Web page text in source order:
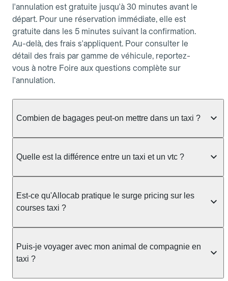
l'annulation est gratuite jusqu'à 30 minutes avant le
départ. Pour une réservation immédiate, elle est
gratuite dans les 5 minutes suivant la confirmation.
Au-delà, des frais s'appliquent. Pour consulter le
détail des frais par gamme de véhicule, reportez-
vous à notre Foire aux questions complète sur
l'annulation.
Combien de bagages peut-on mettre dans un taxi ?
taxi berline accueille en général jusqu'à 3 bagages
ou nombreux, précisez-le dans le champ "Message
au chauffeur" lors de la réservation. Le prix n'est
pas impacté par le nombre de bagages.
Quelle est la différence entre un taxi et un vtc ?
prendre en charge directement dans la rue, à une
station ou sur réservation, avec un tarif au
réservation et propose un prix fixe annoncé à
l'avance. Chez Allocab, réservez facilement votre
taxi.
Est-ce qu'Allocab pratique le surge pricing sur les
courses taxi ?
réglementation préfectorale et suit un barème
officiel : il protège des hausses liées à la demande.
Puis-je voyager avec mon animal de compagnie en
taxi ?